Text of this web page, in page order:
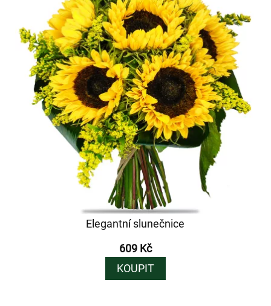
Elegantní slunečnice
609 Kč
KOUPIT